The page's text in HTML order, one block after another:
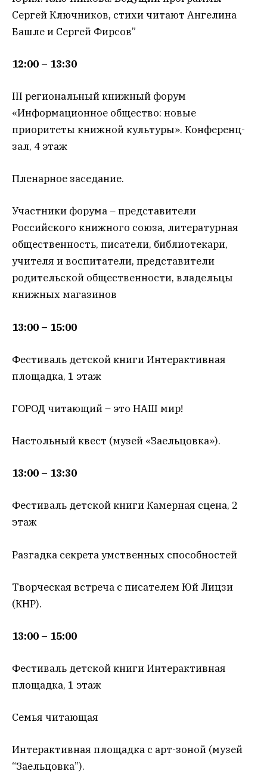
Сергей Ключников, стихи читают Ангелина
Башле и Сергей Фирсов”
12:00 – 13:30
III региональный книжный форум
«Информационное общество: новые
приоритеты книжной культуры». Конференц-
зал, 4 этаж
Пленарное заседание.
Участники форума – представители
Российского книжного союза, литературная
общественность, писатели, библиотекари,
учителя и воспитатели, представители
родительской общественности, владельцы
книжных магазинов
13:00 – 15:00
Фестиваль детской книги Интерактивная
площадка, 1 этаж
ГОРОД читающий – это НАШ мир!
Настольный квест (музей «Заельцовка»).
13:00 – 13:30
Фестиваль детской книги Камерная сцена, 2
этаж
Разгадка секрета умственных способностей
Творческая встреча с писателем Юй Лицзи
(КНР).
13:00 – 15:00
Фестиваль детской книги Интерактивная
площадка, 1 этаж
Семья читающая
Интерактивная площадка с арт-зоной (музей
“Заельцовка”).